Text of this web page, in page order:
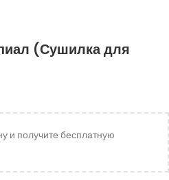
(Сушилка для
и получите бесплатную